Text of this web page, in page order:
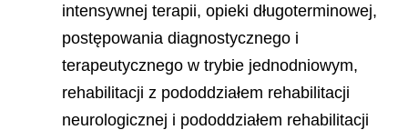
intensywnej terapii, opieki długoterminowej,
postępowania diagnostycznego i
terapeutycznego w trybie jednodniowym,
rehabilitacji z pododdziałem rehabilitacji
neurologicznej i pododdziałem rehabilitacji